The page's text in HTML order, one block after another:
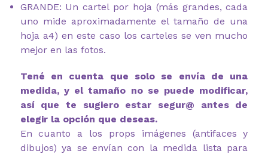
GRANDE: Un cartel por hoja (más grandes, cada
uno mide aproximadamente el tamaño de una
hoja a4) en este caso los carteles se ven mucho
mejor en las fotos.
Tené en cuenta que solo se envía de una
medida, y el tamaño no se puede modificar,
así que te sugiero estar segur@ antes de
elegir la opción que deseas.
En cuanto a los props imágenes (antifaces y
dibujos) ya se envían con la medida lista para